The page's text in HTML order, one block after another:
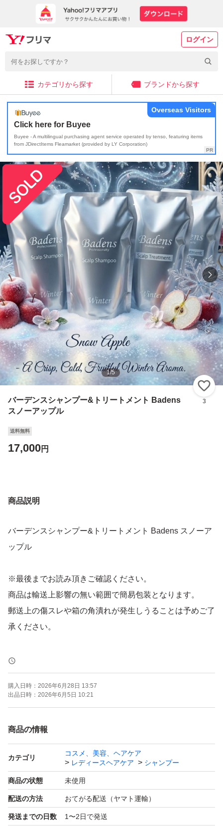
ログイン
カテゴリから探す ブランドから探す
Click here for Buyee
Buyee - A multilingual purchasing agent service operated by tenso, featuring items
from JDirectItems Fleamarket (provided by LY Corporation)
Overseas Visitors
1/5
バーデンスシャンプー&トリートメント Badens
スノーアップル
3
送料無料
17,000円
商品説明
バーデンスシャンプー&トリートメント Badens スノーア
ップル
※最後までお読み頂きご確認ください。
商品は輸送上影響の無い範囲で簡易包装となります。
郵送上の傷スレや箱の角潰れが発生しうることは予めご了
承ください。
詰め替えシャンプー500ml 2個
詰め替えトリートメント500g 2個
※値下げ交渉不可
+1800円で専用カートリッジ
シャンプー用
トリートメント用
各1個計2個追加可能
購入日時： 2026年6月28日 13:57
出品日時： 2026年6月5日 10:21
商品の情報
カテゴリ
コスメ、美容、ヘアケア
レディースヘアケア
シャンプー
商品の状態 未使用
配送の方法 おてがる配送（ヤマト運輸）
発送までの日数 1〜2日で発送